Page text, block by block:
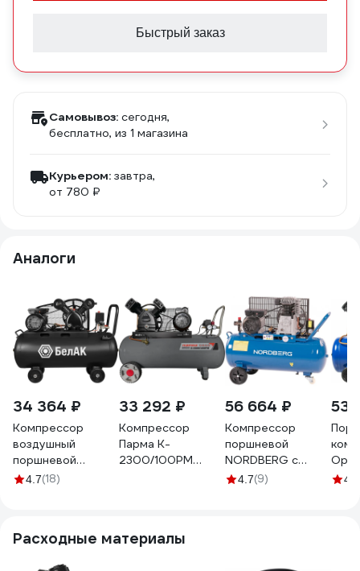
Быстрый заказ
Самовывоз: сегодня,
бесплатно, из 1 магазина
Курьером: завтра,
от 780 ₽
Аналоги
34 364 ₽
Компрессор
воздушный
поршневой
масляный для
4.7(18)
33 292 ₽
Компрессор
Парма K-
2300/100РМ
100л, 336л/мин,
56 664 ₽
Компрессор
поршневой
NORDBERG с
ременной
4.7(9)
53
мин,
4.7
Расходные материалы